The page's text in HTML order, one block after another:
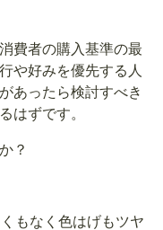
費者の購入基準の最
や好みを優先する人
あったら検討すべき
はずです。
？
もなく色はげもツヤ